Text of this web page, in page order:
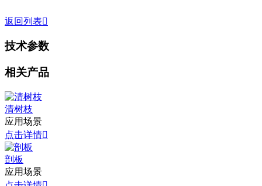
返回列表
技术参数
相关产品
清树枝
应用场景
点击详情
剖板
应用场景